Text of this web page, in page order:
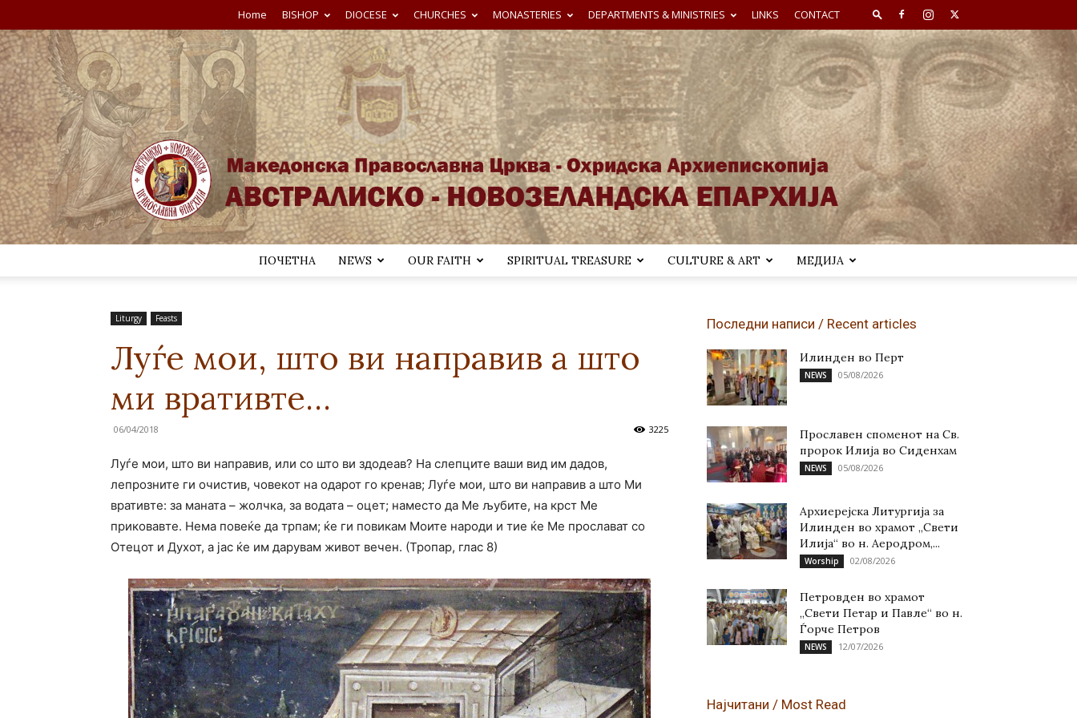
Home BISHOP DIOCESE CHURCHES MONASTERIES DEPARTMENTS & MINISTRIES LINKS CONTACT
Епархија
ПОЧЕТНА NEWS OUR FAITH SPIRITUAL TREASURE CULTURE & ART МЕДИЈА
Liturgy Feasts
Луѓе мои, што ви направив а што
ми вративте…
06/04/2018 3225
Луѓе мои, што ви направив, или со што ви здодеав? На слепците ваши вид им дадов,
лепрозните ги очистив, човекот на одарот го кренав; Луѓе мои, што ви направив а што Ми
вративте: за маната – жолчка, за водата – оцет; наместо да Ме љубите, на крст Ме
приковавте. Нема повеќе да трпам; ќе ги повикам Моите народи и тие ќе Ме прослават со
Отецот и Духот, а јас ќе им дарувам живот вечен. (Тропар, глас 8)
Последни написи / Recent articles
Илинден во Перт
NEWS 05/08/2026
Прославен споменот на Св.
пророк Илија во Сиденхам
NEWS 05/08/2026
Архиерејска Литургија за
Илинден во храмот „Свети
Илија“ во н. Аеродром,...
Worship 02/08/2026
Петровден во храмот
„Свети Петар и Павле“ во н.
Ѓорче Петров
NEWS 12/07/2026
Најчитани / Most Read